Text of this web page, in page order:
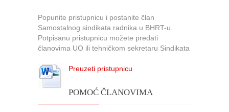
Popunite pristupnicu i postanite član
Samostalnog sindikata radnika u BHRT-u.
Potpisanu pristupnicu možete predati
članovima UO ili tehničkom sekretaru Sindikata
Preuzeti pristupnicu
POMOĆ ČLANOVIMA